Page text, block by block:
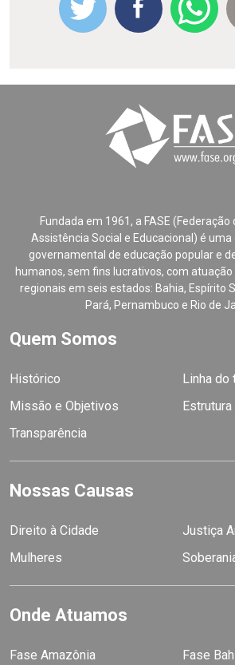
Fundada em 1961, a FASE (Federação
Assistência Social e Educacional) é
governamental de educação popular e
humanos, sem fins lucrativos, com
regionais em seis estados: Bahia, Espírito
Pará, Pernambuco e Rio de
Quem Somos
Histórico
Linha do
Missão e Objetivos
Transparência
Nossas Causas
Direito à Cidade
Justiça
Mulheres
Onde Atuamos
Fase Amazônia
Fase